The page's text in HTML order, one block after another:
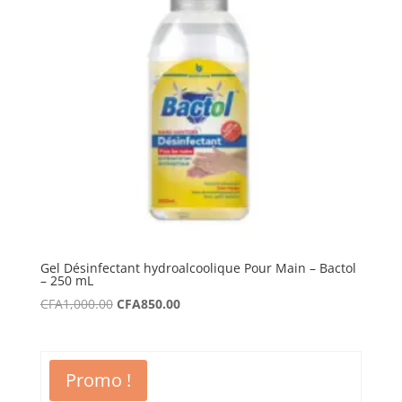
Gel Désinfectant hydroalcoolique Pour Main – Bactol
– 250 mL
CFA1,000.00 Le
était :
CFA1,000.00.
CFA850.00Le
Promo !